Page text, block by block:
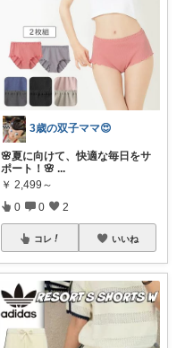
3歳の双子ママ😍
🌸夏に向けて、快適な毎日をサ
ポート！🌸 ...
￥ 2,499～
0 0 2
コレ いいね